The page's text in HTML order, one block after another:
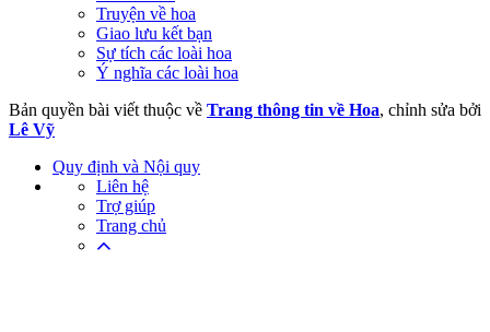
Truyện về hoa
Giao lưu kết bạn
Sự tích các loài hoa
Ý nghĩa các loài hoa
Bản quyền bài viết thuộc về Trang thông tin về Hoa, chỉnh sửa bởi
Lê Vỹ
Quy định và Nội quy
Liên hệ
Trợ giúp
Trang chủ